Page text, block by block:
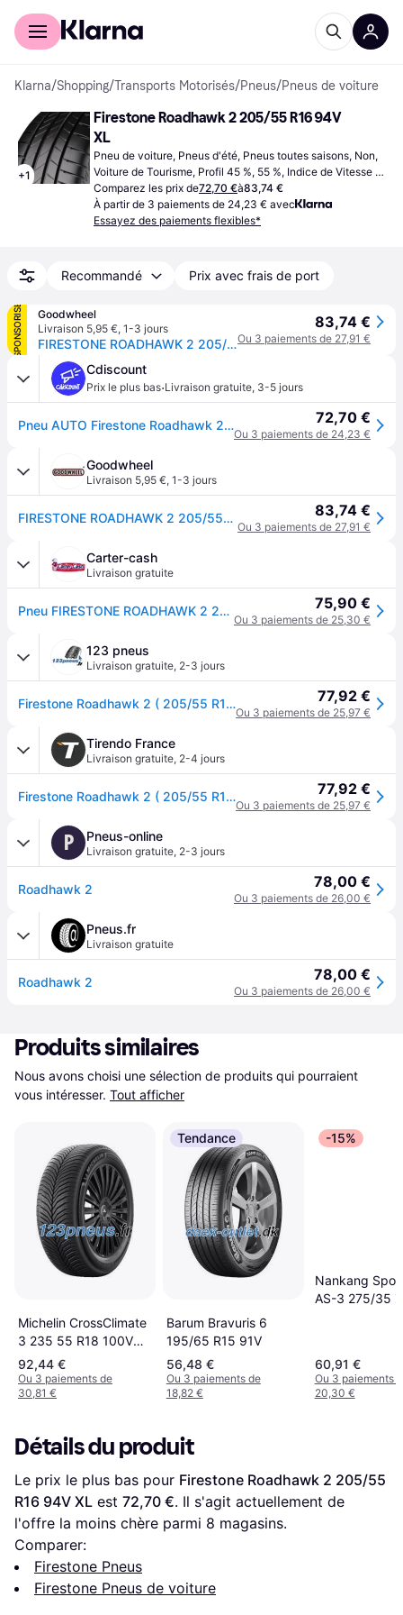
Acheter avec Klarna
Klarna/Shopping/Transports Motorisés/Pneus/Pneus de voiture
+1
Firestone Roadhawk 2 205/55 R16 94V
XL
Pneu de voiture, Pneus d'été, Pneus toutes saisons, Non,
Voiture de Tourisme, Profil 45 %, 55 %, Indice de Vitesse W
(270 km/h)
Comparez les prix de72,70 €à83,74 €
À partir de 3 paiements de 24,23 € avec
Essayez des paiements flexibles*
Recommandé Prix avec frais de port
SPONSORISÉ
Goodwheel
Livraison 5,95 €, 1-3 jours
FIRESTONE ROADHAWK 2 205/55R16 94V XL ENLITEN BSW
83,74 €
Ou 3 paiements de 27,91 €
Cdiscount
Prix le plus bas·Livraison gratuite, 3-5 jours
Pneu AUTO Firestone Roadhawk 2 205/55 R16 94V XL Enliten / EV Eté 72,70 €
Ou 3 paiements de 24,23 €
Goodwheel
Livraison 5,95 €, 1-3 jours
FIRESTONE ROADHAWK 2 205/55R16 94V XL ENLITEN BSW 83,74 €
Ou 3 paiements de 27,91 €
Carter-cash
Livraison gratuite
Pneu FIRESTONE ROADHAWK 2 205/55 R16 94V XL EV - Compatible Voitures Électriques et Thermiques - Réf. 3568311 75,90 €
Ou 3 paiements de 25,30 €
123 pneus
Livraison gratuite, 2-3 jours
Firestone Roadhawk 2 ( 205/55 R16 94V XL Enliten / EV ) 77,92 €
Ou 3 paiements de 25,97 €
Tirendo France
Livraison gratuite, 2-4 jours
Firestone Roadhawk 2 ( 205/55 R16 94V XL Enliten / EV ) 77,92 €
Ou 3 paiements de 25,97 €
P Pneus-online
Livraison gratuite, 2-3 jours
Roadhawk 2 78,00 €
Ou 3 paiements de 26,00 €
Pneus.fr
Livraison gratuite
Roadhawk 2 78,00 €
Ou 3 paiements de 26,00 €
Produits similaires
Nous avons choisi une sélection de produits qui pourraient
vous intéresser. Tout afficher
Michelin CrossClimate
3 235 55 R18 100V
Tire
92,44 €
Ou 3 paiements de
30,81 €
Tendance
Barum Bravuris 6
195/65 R15 91V
56,48 €
Ou 3 paiements de
18,82 €
-15%
Nankang
AS-3 275/35
60,91 €
Ou 3 paiements
20,30 €
Détails du produit
Le prix le plus bas pour Firestone Roadhawk 2 205/55
R16 94V XL est 72,70 €. Il s'agit actuellement de
l'offre la moins chère parmi 8 magasins.
Comparer:
Firestone Pneus
Firestone Pneus de voiture